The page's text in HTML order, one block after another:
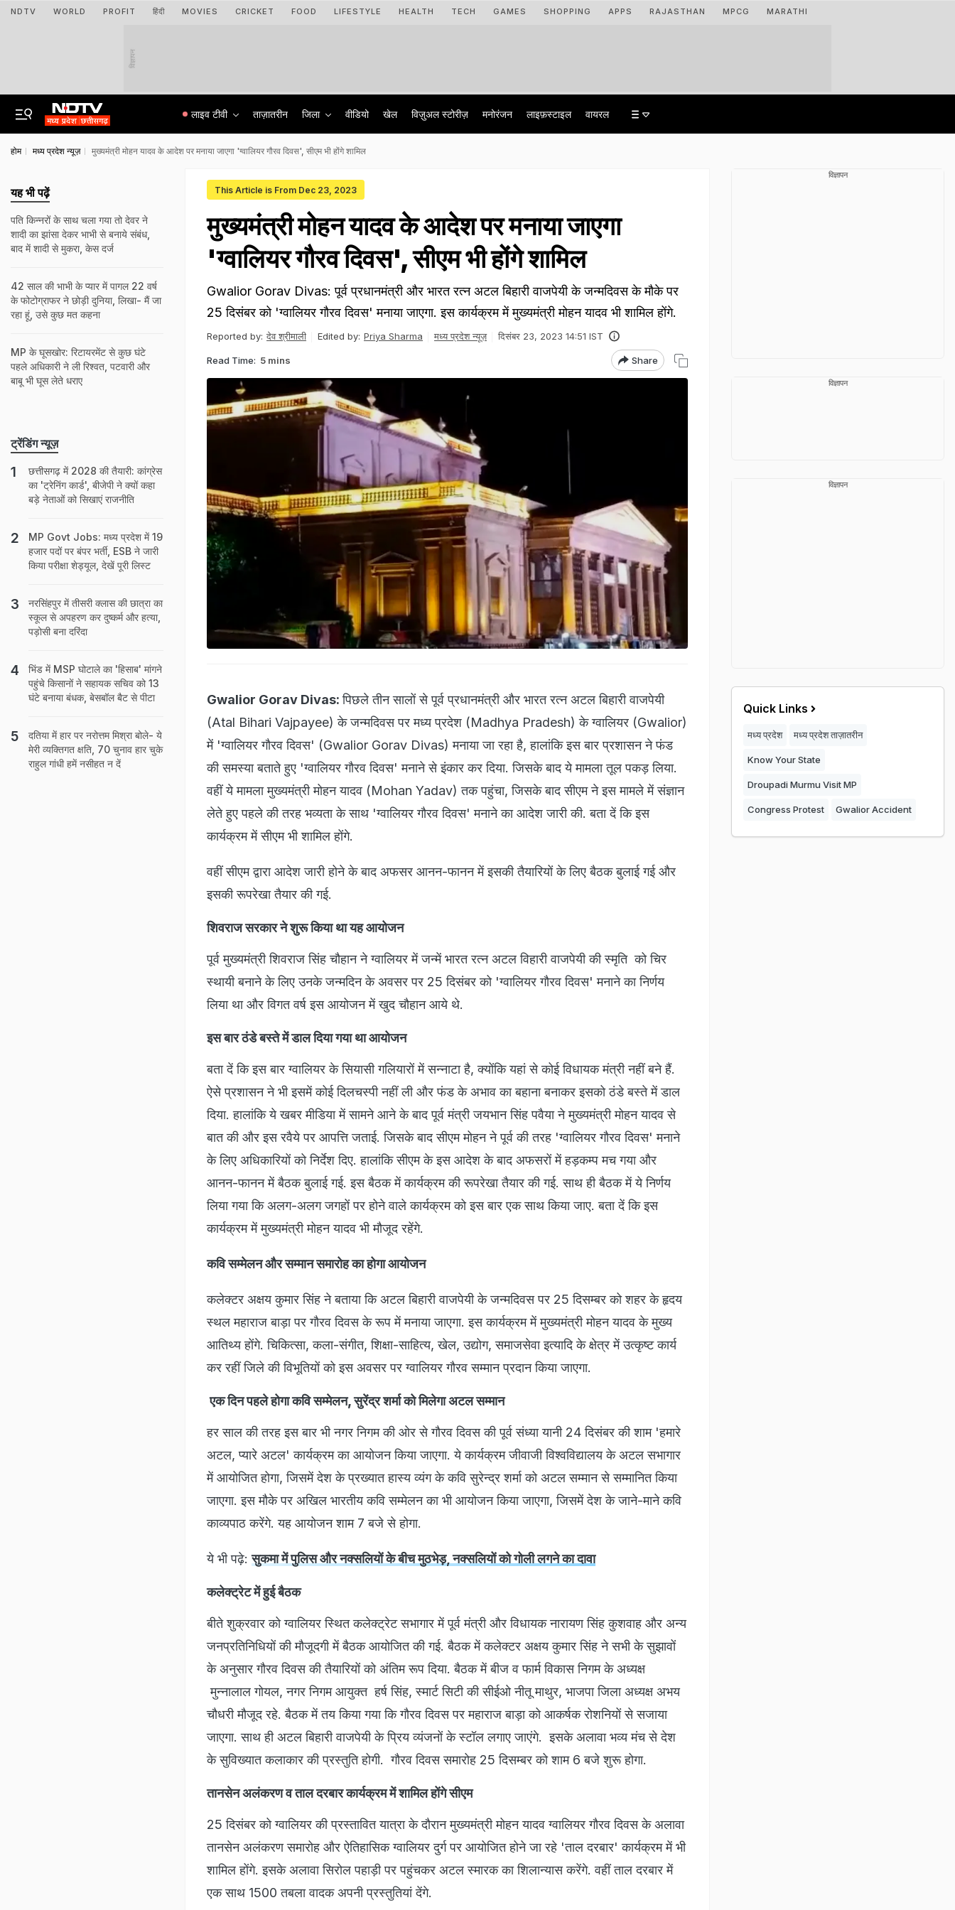
NDTV WORLD PROFIT हिंदी MOVIES CRICKET FOOD LIFESTYLE HEALTH TECH GAMES SHOPPING APPS RAJASTHAN MPCG MARATHI
विज्ञापन
लाइव टीवी ताज़ातरीन जिला वीडियो खेल विज़ुअल स्टोरीज़ मनोरंजन लाइफ़स्टाइल वायरल
होम मध्य प्रदेश न्यूज़ मुख्यमंत्री मोहन यादव के आदेश पर मनाया जाएगा 'ग्वालियर गौरव दिवस', सीएम भी होंगे शामिल
This Article is From Dec 23, 2023
मुख्यमंत्री मोहन यादव के आदेश पर मनाया जाएगा
'ग्वालियर गौरव दिवस', सीएम भी होंगे शामिल
Gwalior Gorav Divas: पूर्व प्रधानमंत्री और भारत रत्न अटल बिहारी वाजपेयी के जन्मदिवस के मौके पर
25 दिसंबर को 'ग्वालियर गौरव दिवस' मनाया जाएगा. इस कार्यक्रम में मुख्यमंत्री मोहन यादव भी शामिल होंगे.
Reported by: देव श्रीमाली Edited by: Priya Sharma मध्य प्रदेश न्यूज़ दिसंबर 23, 2023 14:51 IST
Read Time: 5 mins Share
Gwalior Gorav Divas:पिछले तीन सालों से पूर्व प्रधानमंत्री और भारत रत्न अटल बिहारी वाजपेयी
(Atal Bihari Vajpayee) के जन्मदिवस पर मध्य प्रदेश (Madhya Pradesh) के ग्वालियर (Gwalior)
में 'ग्वालियर गौरव दिवस' (Gwalior Gorav Divas) मनाया जा रहा है, हालांकि इस बार प्रशासन ने फंड
की समस्या बताते हुए 'ग्वालियर गौरव दिवस' मनाने से इंकार कर दिया. जिसके बाद ये मामला तूल पकड़ लिया.
वहीं ये मामला मुख्यमंत्री मोहन यादव (Mohan Yadav) तक पहुंचा, जिसके बाद सीएम ने इस मामले में संज्ञान
लेते हुए पहले की तरह भव्यता के साथ 'ग्वालियर गौरव दिवस' मनाने का आदेश जारी की. बता दें कि इस
कार्यक्रम में सीएम भी शामिल होंगे.
वहीं सीएम द्वारा आदेश जारी होने के बाद अफसर आनन-फानन में इसकी तैयारियों के लिए बैठक बुलाई गई और
इसकी रूपरेखा तैयार की गई.
शिवराज सरकार ने शुरू किया था यह आयोजन
पूर्व मुख्यमंत्री शिवराज सिंह चौहान ने ग्वालियर में जन्में भारत रत्न अटल विहारी वाजपेयी की स्मृति को चिर
स्थायी बनाने के लिए उनके जन्मदिन के अवसर पर 25 दिसंबर को 'ग्वालियर गौरव दिवस' मनाने का निर्णय
लिया था और विगत वर्ष इस आयोजन में खुद चौहान आये थे.
इस बार ठंडे बस्ते में डाल दिया गया था आयोजन
बता दें कि इस बार ग्वालियर के सियासी गलियारों में सन्नाटा है, क्योंकि यहां से कोई विधायक मंत्री नहीं बने हैं.
ऐसे प्रशासन ने भी इसमें कोई दिलचस्पी नहीं ली और फंड के अभाव का बहाना बनाकर इसको ठंडे बस्ते में डाल
दिया. हालांकि ये खबर मीडिया में सामने आने के बाद पूर्व मंत्री जयभान सिंह पवैया ने मुख्यमंत्री मोहन यादव से
बात की और इस रवैये पर आपत्ति जताई. जिसके बाद सीएम मोहन ने पूर्व की तरह 'ग्वालियर गौरव दिवस' मनाने
के लिए अधिकारियों को निर्देश दिए. हालांकि सीएम के इस आदेश के बाद अफसरों में हड़कम्प मच गया और
आनन-फानन में बैठक बुलाई गई. इस बैठक में कार्यक्रम की रूपरेखा तैयार की गई. साथ ही बैठक में ये निर्णय
लिया गया कि अलग-अलग जगहों पर होने वाले कार्यक्रम को इस बार एक साथ किया जाए. बता दें कि इस
कार्यक्रम में मुख्यमंत्री मोहन यादव भी मौजूद रहेंगे.
कवि सम्मेलन और सम्मान समारोह का होगा आयोजन
कलेक्टर अक्षय कुमार सिंह ने बताया कि अटल बिहारी वाजपेयी के जन्मदिवस पर 25 दिसम्बर को शहर के हृदय
स्थल महाराज बाड़ा पर गौरव दिवस के रूप में मनाया जाएगा. इस कार्यक्रम में मुख्यमंत्री मोहन यादव के मुख्य
आतिथ्य होंगे. चिकित्सा, कला-संगीत, शिक्षा-साहित्य, खेल, उद्योग, समाजसेवा इत्यादि के क्षेत्र में उत्कृष्ट कार्य
कर रहीं जिले की विभूतियों को इस अवसर पर ग्वालियर गौरव सम्मान प्रदान किया जाएगा.
एक दिन पहले होगा कवि सम्मेलन, सुरेंद्र शर्मा को मिलेगा अटल सम्मान
हर साल की तरह इस बार भी नगर निगम की ओर से गौरव दिवस की पूर्व संध्या यानी 24 दिसंबर की शाम 'हमारे
अटल, प्यारे अटल' कार्यक्रम का आयोजन किया जाएगा. ये कार्यक्रम जीवाजी विश्वविद्यालय के अटल सभागार
में आयोजित होगा, जिसमें देश के प्रख्यात हास्य व्यंग के कवि सुरेन्द्र शर्मा को अटल सम्मान से सम्मानित किया
जाएगा. इस मौके पर अखिल भारतीय कवि सम्मेलन का भी आयोजन किया जाएगा, जिसमें देश के जाने-माने कवि
काव्यपाठ करेंगे. यह आयोजन शाम 7 बजे से होगा.
ये भी पढ़े:सुकमा में पुलिस और नक्सलियों के बीच मुठभेड़, नक्सलियों को गोली लगने का दावा
कलेक्ट्रेट में हुई बैठक
बीते शुक्रवार को ग्वालियर स्थित कलेक्ट्रेट सभागार में पूर्व मंत्री और विधायक नारायण सिंह कुशवाह और अन्य
जनप्रतिनिधियों की मौजूदगी में बैठक आयोजित की गई. बैठक में कलेक्टर अक्षय कुमार सिंह ने सभी के सुझावों
के अनुसार गौरव दिवस की तैयारियों को अंतिम रूप दिया. बैठक में बीज व फार्म विकास निगम के अध्यक्ष
मुन्नालाल गोयल, नगर निगम आयुक्त हर्ष सिंह, स्मार्ट सिटी की सीईओ नीतू माथुर, भाजपा जिला अध्यक्ष अभय
चौधरी मौजूद रहे. बैठक में तय किया गया कि गौरव दिवस पर महाराज बाड़ा को आकर्षक रोशनियों से सजाया
जाएगा. साथ ही अटल बिहारी वाजपेयी के प्रिय व्यंजनों के स्टॉल लगाए जाएंगे. इसके अलावा भव्य मंच से देश
के सुविख्यात कलाकार की प्रस्तुति होगी. गौरव दिवस समारोह 25 दिसम्बर को शाम 6 बजे शुरू होगा.
तानसेन अलंकरण व ताल दरबार कार्यक्रम में शामिल होंगे सीएम
25 दिसंबर को ग्वालियर की प्रस्तावित यात्रा के दौरान मुख्यमंत्री मोहन यादव ग्वालियर गौरव दिवस के अलावा
तानसेन अलंकरण समारोह और ऐतिहासिक ग्वालियर दुर्ग पर आयोजित होने जा रहे 'ताल दरबार' कार्यक्रम में भी
शामिल होंगे. इसके अलावा सिरोल पहाड़ी पर पहुंचकर अटल स्मारक का शिलान्यास करेंगे. वहीं ताल दरबार में
एक साथ 1500 तबला वादक अपनी प्रस्तुतियां देंगे.
यह भी पढ़ें
पति किन्नरों के साथ चला गया तो देवर ने
शादी का झांसा देकर भाभी से बनाये संबंध,
बाद में शादी से मुकरा, केस दर्ज
42 साल की भाभी के प्यार में पागल 22 वर्ष
के फोटोग्राफर ने छोड़ी दुनिया, लिखा- मैं जा
रहा हूं, उसे कुछ मत कहना
MP के घूसखोर: रिटायरमेंट से कुछ घंटे
पहले अधिकारी ने ली रिश्वत, पटवारी और
बाबू भी घूस लेते धराए
ट्रेंडिंग न्यूज़
छत्तीसगढ़ में 2028 की तैयारी: कांग्रेस
का 'ट्रेनिंग कार्ड', बीजेपी ने क्‍यों कहा
बड़े नेताओं को सिखाएं राजनीति
MP Govt Jobs: मध्य प्रदेश में 19
हजार पदों पर बंपर भर्ती, ESB ने जारी
किया परीक्षा शेड्यूल, देखें पूरी लिस्ट
नरसिंहपुर में तीसरी क्‍लास की छात्रा का
स्कूल से अपहरण कर दुष्कर्म और हत्या,
पड़ोसी बना दरिंदा
भिंड में MSP घोटाले का 'हिसाब' मांगने
पहुंचे किसानों ने सहायक सचिव को 13
घंटे बनाया बंधक, बेसबॉल बैट से पीटा
दतिया में हार पर नरोत्तम मिश्रा बोले- ये
मेरी व्यक्तिगत क्षति, 70 चुनाव हार चुके
राहुल गांधी हमें नसीहत न दें
विज्ञापन
विज्ञापन
विज्ञापन
Quick Links
मध्य प्रदेश मध्य प्रदेश ताज़ातरीन
Know Your State
Droupadi Murmu Visit MP
Congress Protest Gwalior Accident